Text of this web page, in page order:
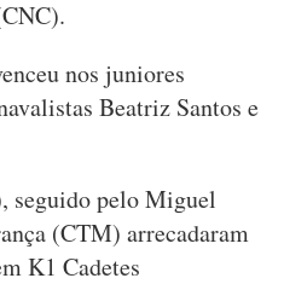
nos juniores
Beatriz Santos e
seguido pelo Miguel
(CTM) arrecadaram
K1 Cadetes